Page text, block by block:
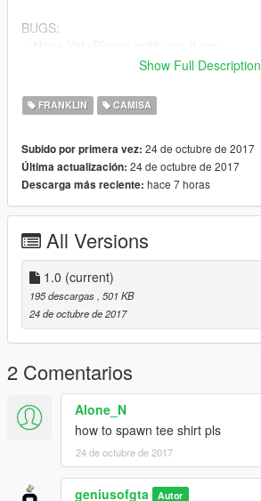
BUGS:
Other Mods.
More Shirts Coming Soon !
Show Full Description
FRANKLIN CAMISA
Subido por primera vez: 24 de octubre de 2017
Última actualización: 24 de octubre de 2017
Descarga más reciente: hace 7 horas
All Versions
1.0 (current)
195 descargas, 501 KB
24 de octubre de 2017
2 Comentarios
Alone_N
how to spawn tee shirt pls
24 de octubre de 2017
geniusofgta Autor